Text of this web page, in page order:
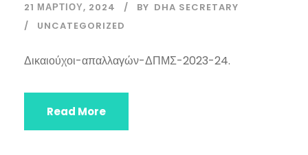
21 ΜΑΡΤΊΟΥ, 2024 BY DHA SECRETARY
UNCATEGORIZED
Δικαιούχοι-απαλλαγών-ΔΠΜΣ-2023-24.
Read More